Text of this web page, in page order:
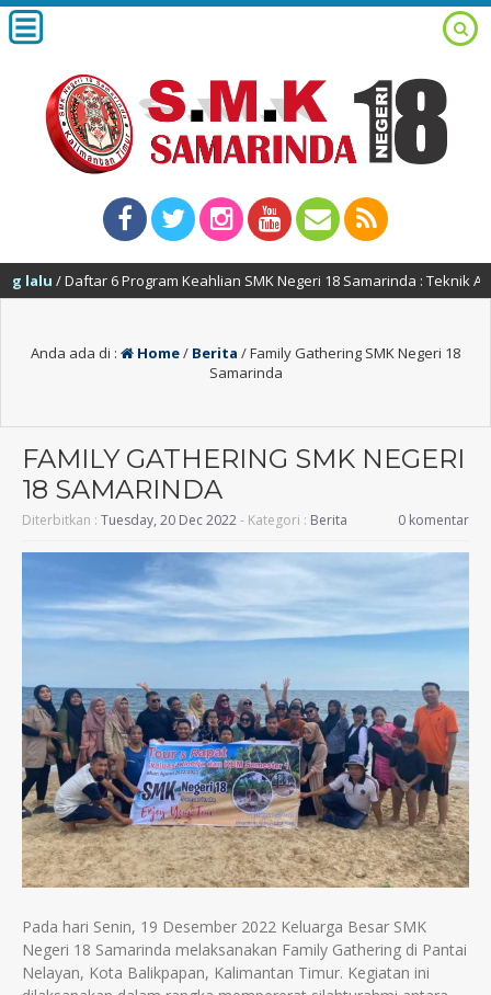
6 Program Keahlian SMK Negeri 18 Samarinda : Teknik Alat Berat –
Anda ada di : Home/ Berita /Family Gathering SMK Negeri 18
Samarinda
FAMILY GATHERING SMK NEGERI
18 SAMARINDA
Diterbitkan : Tuesday, 20 Dec 2022- Kategori : Berita 0 komentar
Pada hari Senin, 19 Desember 2022 Keluarga Besar SMK
Negeri 18 Samarinda melaksanakan Family Gathering di Pantai
Nelayan, Kota Balikpapan, Kalimantan Timur. Kegiatan ini